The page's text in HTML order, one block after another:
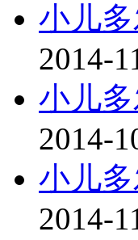
小儿
2014-
小儿
2014-
小儿
2014-